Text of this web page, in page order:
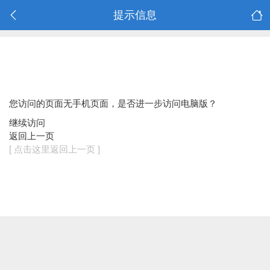
提示信息
您访问的页面无手机页面，是否进一步访问电脑版？
继续访问
返回上一页
[ 点击这里返回上一页 ]